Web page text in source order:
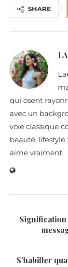
SHARE
qui osent
avec un
voie classique
beauté,
aime vraiment.
Signification
S’habiller